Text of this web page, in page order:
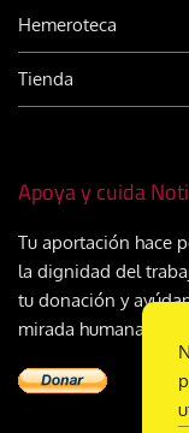
Hemeroteca
Tienda
Apoya y cuida
Tu aportación hace
la dignidad del
tu donación y
mirada humana y